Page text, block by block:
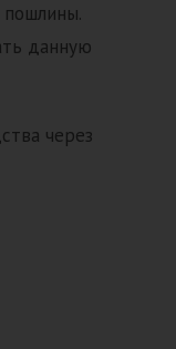
данную
через